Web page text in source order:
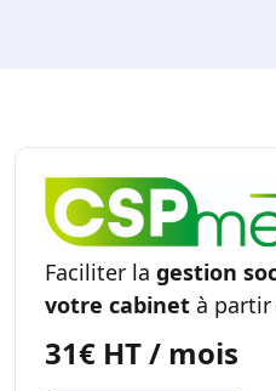
Faciliter la gestion
votre cabinet à partir
31€ HT / mois